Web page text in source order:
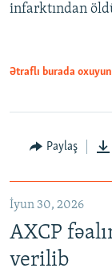
infarktından
Ətraflı burada oxuyun
Paylaş
İyun 30, 2026
AXCP
verilib